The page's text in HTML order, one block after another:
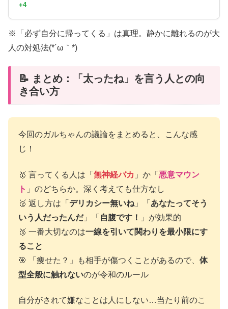
+4
※「必ず自分に帰ってくる」は真理。静かに離れるのが大
人の対処法(*´ω｀*)
📝 まとめ：「太ったね」を言う人との向
き合い方
今回のガルちゃんの議論をまとめると、こんな感
じ！
🥇 言ってくる人は「 無神経バカ 」か「 悪意マウン
ト 」のどちらか。深く考えても仕方なし
🥈 返し方は「 デリカシー無いね 」「 あなたってそう
いう人だったんだ」「 自腹です！
」が効果的
🥉 一番大切なのは一線を引いて関わりを最小限にす
ること
🎯 「痩せた？」も相手が傷つくことがあるので、 体
型全般に触れないのが令和のルール
自分がされて嫌なことは人にしない…当たり前のこ